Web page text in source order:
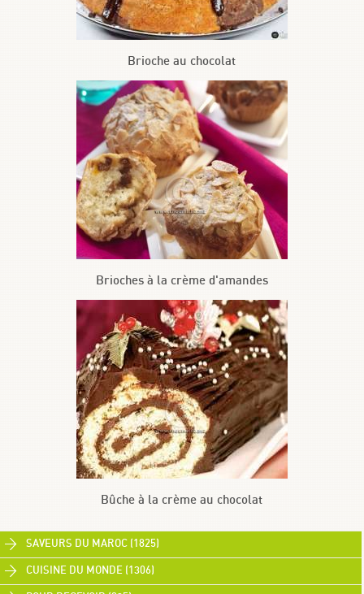
Brioche au chocolat
Brioches à la crème d'amandes
Bûche à la crème au chocolat
SAVEURS DU MAROC (1825)
CUISINE DU MONDE (1306)